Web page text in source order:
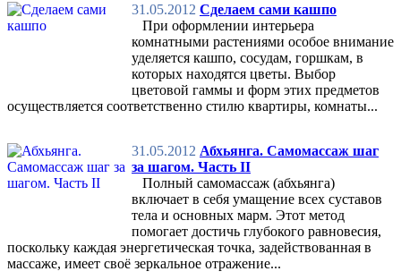
31.05.2012 Сделаем сами кашпо
При оформлении интерьера
комнатными растениями особое внимание
уделяется кашпо, сосудам, горшкам, в
которых находятся цветы. Выбор
цветовой гаммы и форм этих предметов
осуществляется соответственно стилю квартиры, комнаты...
31.05.2012 Абхьянга. Самомассаж шаг
за шагом. Часть II
Полный самомассаж (абхьянга)
включает в себя умащение всех суставов
тела и основных марм. Этот метод
помогает достичь глубокого равновесия,
поскольку каждая энергетическая точка, задействованная в
массаже, имеет своё зеркальное отражение...